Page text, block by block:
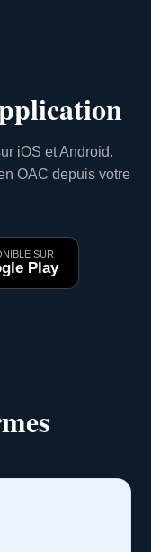
iOS et Android.
OAC depuis votre
SUR
Play